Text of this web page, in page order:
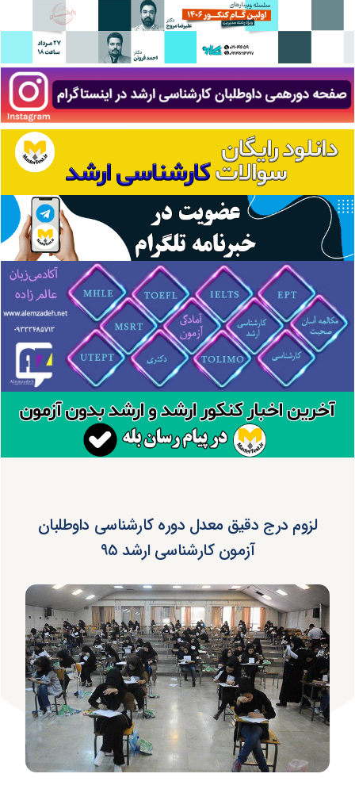
لزوم درج دقیق معدل دوره کارشناسی داوطلبان
آزمون کارشناسی ارشد ۹۵